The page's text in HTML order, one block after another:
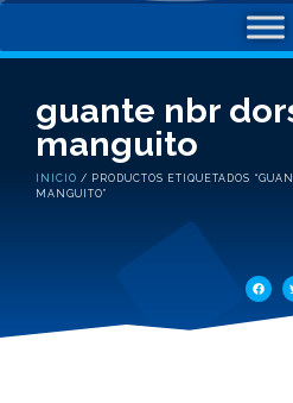
guante nbr
manguito
INICIO / PRODUCTOS ETIQUETADOS
MANGUITO”